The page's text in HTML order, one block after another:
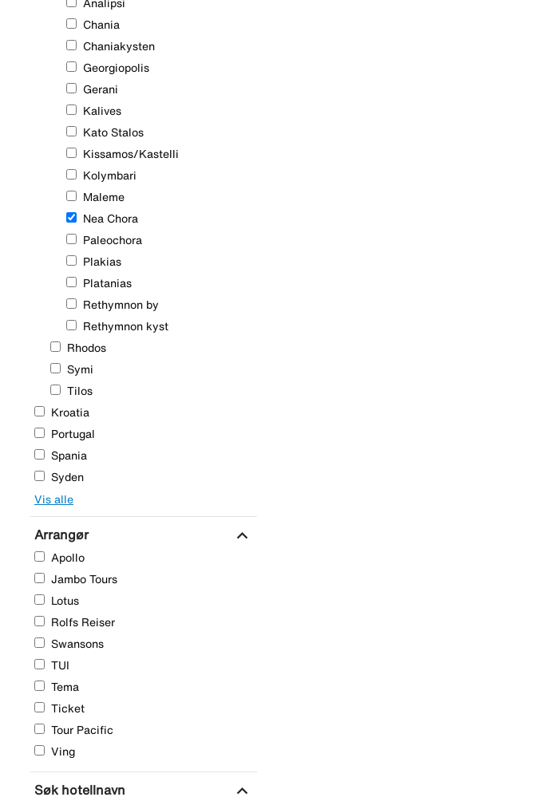
Analipsi
Chania
Chaniakysten
Georgiopolis
Gerani
Kalives
Kato Stalos
Kissamos/Kastelli
Kolymbari
Maleme
Nea Chora
Paleochora
Plakias
Platanias
Rethymnon by
Rethymnon kyst
Rhodos
Symi
Tilos
Kroatia
Portugal
Spania
Syden
Vis alle
Arrangør expand_more
Apollo
Jambo Tours
Lotus
Rolfs Reiser
Swansons
TUI
Tema
Ticket
Tour Pacific
Ving
Søk hotellnavn expand_more